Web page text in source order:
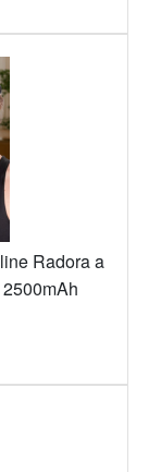
Radora a